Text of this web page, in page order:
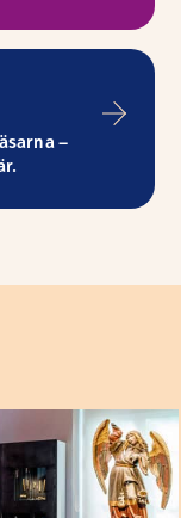
–